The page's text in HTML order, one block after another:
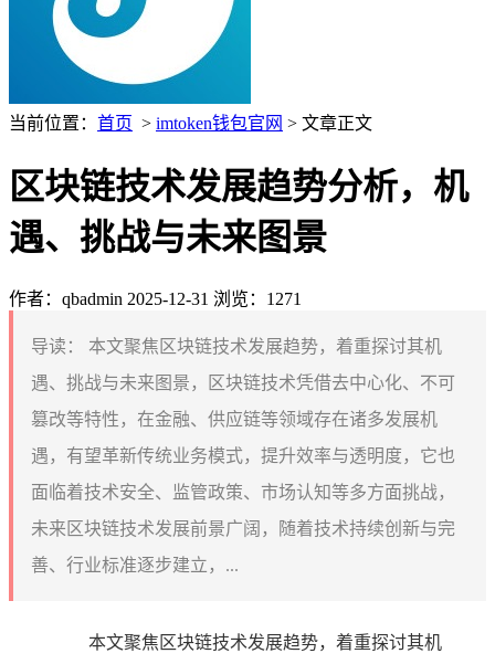
当前位置： 首页 > imtoken钱包官网 > 文章正文
区块链技术发展趋势分析，机
遇、挑战与未来图景
作者：qbadmin 2025-12-31 浏览：1271
导读：
本文聚焦区块链技术发展趋势，着重探讨其机
遇、挑战与未来图景，区块链技术凭借去中心化、不可
篡改等特性，在金融、供应链等领域存在诸多发展机
遇，有望革新传统业务模式，提升效率与透明度，它也
面临着技术安全、监管政策、市场认知等多方面挑战，
未来区块链技术发展前景广阔，随着技术持续创新与完
善、行业标准逐步建立，...
本文聚焦区块链技术发展趋势，着重探讨其机